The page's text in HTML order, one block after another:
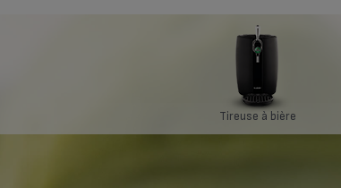
Tireuse à bière